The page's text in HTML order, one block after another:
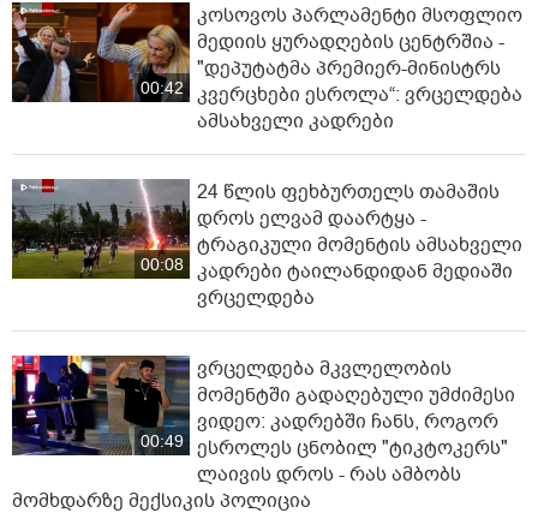
00:42
კოსოვოს პარლამენტი მსოფლიო
მედიის ყურადღების ცენტრშია -
"დეპუტატმა პრემიერ-მინისტრს
კვერცხები ესროლა“: ვრცელდება
ამსახველი კადრები
00:08
24 წლის ფეხბურთელს თამაშის
დროს ელვამ დაარტყა -
ტრაგიკული მომენტის ამსახველი
კადრები ტაილანდიდან მედიაში
ვრცელდება
00:49
ვრცელდება მკვლელობის
მომენტში გადაღებული უმძიმესი
ვიდეო: კადრებში ჩანს, როგორ
ესროლეს ცნობილ "ტიკტოკერს"
ლაივის დროს - რას ამბობს
მომხდარზე მექსიკის პოლიცია